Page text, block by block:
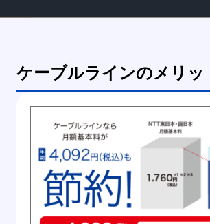
ケーブルラインのメリッ